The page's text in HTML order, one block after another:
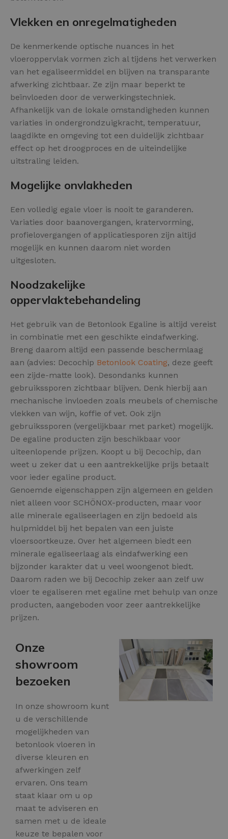
Vlekken en onregelmatigheden
De kenmerkende optische nuances in het
vloeroppervlak vormen zich al tijdens het verwerken
van het egaliseermiddel en blijven na transparante
afwerking zichtbaar. Ze zijn maar beperkt te
beïnvloeden door de verwerkingstechniek.
Afhankelijk van de lokale omstandigheden kunnen
variaties in ondergrondzuigkracht, temperatuur,
laagdikte en omgeving tot een duidelijk zichtbaar
effect op het droogproces en de uiteindelijke
uitstraling leiden.
Mogelijke onvlakheden
Een volledig egale vloer is nooit te garanderen.
Variaties door baanovergangen, kratervorming,
profielovergangen of applicatiesporen zijn altijd
mogelijk en kunnen daarom niet worden
uitgesloten.
Noodzakelijke
oppervlaktebehandeling
Het gebruik van de Betonlook Egaline is altijd vereist
in combinatie met een geschikte eindafwerking.
Breng daarom altijd een passende beschermlaag
aan (advies: Decochip Betonlook Coating, deze geeft
een zijde-matte look). Desondanks kunnen
gebruikssporen zichtbaar blijven. Denk hierbij aan
mechanische invloeden zoals meubels of chemische
vlekken van wijn, koffie of vet. Ook zijn
gebruikssporen (vergelijkbaar met parket) mogelijk.
De egaline producten zijn beschikbaar voor
uiteenlopende prijzen. Koopt u bij Decochip, dan
weet u zeker dat u een aantrekkelijke prijs betaalt
voor ieder egaline product.
Genoemde eigenschappen zijn algemeen en gelden
niet alleen voor SCHÖNOX-producten, maar voor
alle minerale egaliseerlagen en zijn bedoeld als
hulpmiddel bij het bepalen van een juiste
vloersoortkeuze. Over het algemeen biedt een
minerale egaliseerlaag als eindafwerking een
bijzonder karakter dat u veel woongenot biedt.
Daarom raden we bij Decochip zeker aan zelf uw
vloer te egaliseren met egaline met behulp van onze
producten, aangeboden voor zeer aantrekkelijke
prijzen.
Onze
showroom
bezoeken
In onze showroom kunt
u de verschillende
mogelijkheden van
betonlook vloeren in
diverse kleuren en
afwerkingen zelf
ervaren. Ons team
staat klaar om u op
maat te adviseren en
samen met u de ideale
keuze te bepalen voor